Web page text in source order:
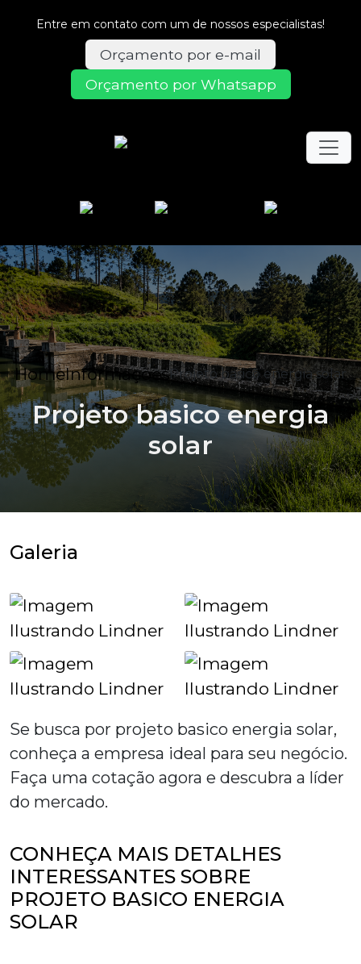
Entre em contato com um de nossos especialistas!
Orçamento por e-mail
Orçamento por Whatsapp
HomeInformaçõesProjeto basico energia solar
Projeto basico energia
solar
Galeria
Se busca por projeto basico energia solar,
conheça a empresa ideal para seu negócio.
Faça uma cotação agora e descubra a líder
do mercado.
CONHEÇA MAIS DETALHES
INTERESSANTES SOBRE
PROJETO BASICO ENERGIA
SOLAR